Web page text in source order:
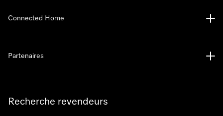
Recherche revendeurs
Connected Home
Partenaires